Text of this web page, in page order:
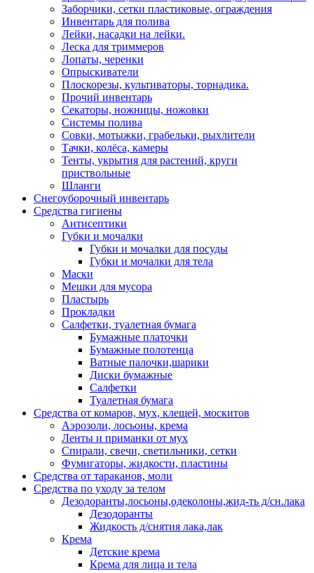
Заборчики, сетки пластиковые, ограждения
Инвентарь для полива
Лейки, насадки на лейки.
Леска для триммеров
Лопаты, черенки
Опрыскиватели
Плоскорезы, культиваторы, торнадика.
Прочий инвентарь
Секаторы, ножницы, ножовки
Системы полива
Совки, мотыжки, грабельки, рыхлители
Тачки, колёса, камеры
Тенты, укрытия для растений, круги
приствольные
Шланги
Снегоуборочный инвентарь
Средства гигиены
Антисептики
Губки и мочалки
Губки и мочалки для посуды
Губки и мочалки для тела
Маски
Мешки для мусора
Пластырь
Прокладки
Салфетки, туалетная бумага
Бумажные платочки
Бумажные полотенца
Ватные палочки,шарики
Диски бумажные
Салфетки
Туалетная бумага
Средства от комаров, мух, клещей, москитов
Аэрозоли, лосьоны, крема
Ленты и приманки от мух
Спирали, свечи, светильники, сетки
Фумигаторы, жидкости, пластины
Средства от тараканов, моли
Средства по уходу за телом
Дезодоранты,лосьоны,одеколоны,жид-ть д/сн.лака
Дезодоранты
Жидкость д/снятия лака,лак
Крема
Детские крема
Крема для лица и тела